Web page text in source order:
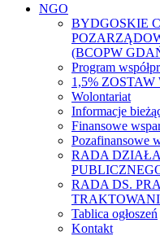
NGO
BYDGOSKIE
(BCOPW
Program
1,5%
Wolontariat
Informacje
Finansowe
Pozafinansowe
RADA
RADA DS.
Tablica ogłoszeń
Kontakt